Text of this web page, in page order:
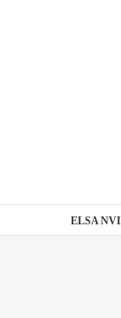
ELSA